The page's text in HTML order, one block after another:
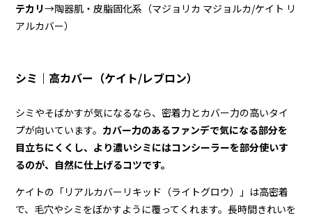
テカリ→陶器肌・皮脂固化系（マジョリカ マジョルカ/ケイト リ
アルカバー）
シミ｜高カバー（ケイト/レブロン）
シミやそばかすが気になるなら、密着力とカバー力の高いタイ
プが向いています。 カバー力のあるファンデで気になる部分を
目立ちにくくし、より濃いシミにはコンシーラーを部分使いす
るのが、自然に仕上げるコツです。
ケイトの「リアルカバーリキッド（ライトグロウ）」は高密着
で、毛穴やシミをぼかすように覆ってくれます。長時間きれいを